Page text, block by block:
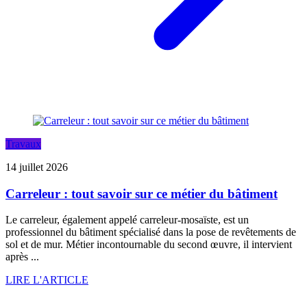
Travaux
14 juillet 2026
Carreleur : tout savoir sur ce métier du bâtiment
Le carreleur, également appelé carreleur-mosaïste, est un
professionnel du bâtiment spécialisé dans la pose de revêtements de
sol et de mur. Métier incontournable du second œuvre, il intervient
après ...
LIRE L'ARTICLE